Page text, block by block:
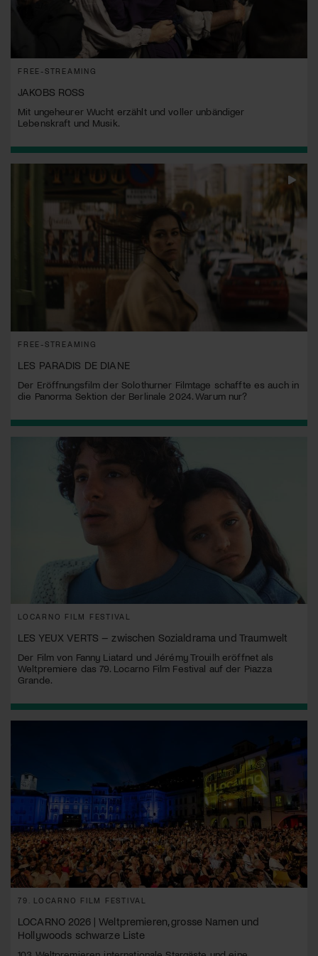
FREE-STREAMING
JAKOBS ROSS
Mit ungeheurer Wucht erzählt und voller unbändiger
Lebenskraft und Musik.
FREE-STREAMING
LES PARADIS DE DIANE
Der Eröffnungsfilm der Solothurner Filmtage schaffte es auch in
die Panorma Sektion der Berlinale 2024. Warum nur?
LOCARNO FILM FESTIVAL
LES YEUX VERTS – zwischen Sozialdrama und Traumwelt
Der Film von Fanny Liatard und Jérémy Trouilh eröffnet als
Weltpremiere das 79. Locarno Film Festival auf der Piazza
Grande.
79. LOCARNO FILM FESTIVAL
LOCARNO 2026 | Weltpremieren, grosse Namen und
Hollywoods schwarze Liste